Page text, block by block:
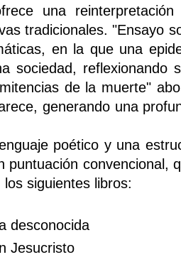
una
tradicionales. "Ensayo
en la que una
sociedad, reflexionando
de la muerte"
generando una
poético y una
puntuación convencional,
siguientes libros:
desconocida
Jesucristo